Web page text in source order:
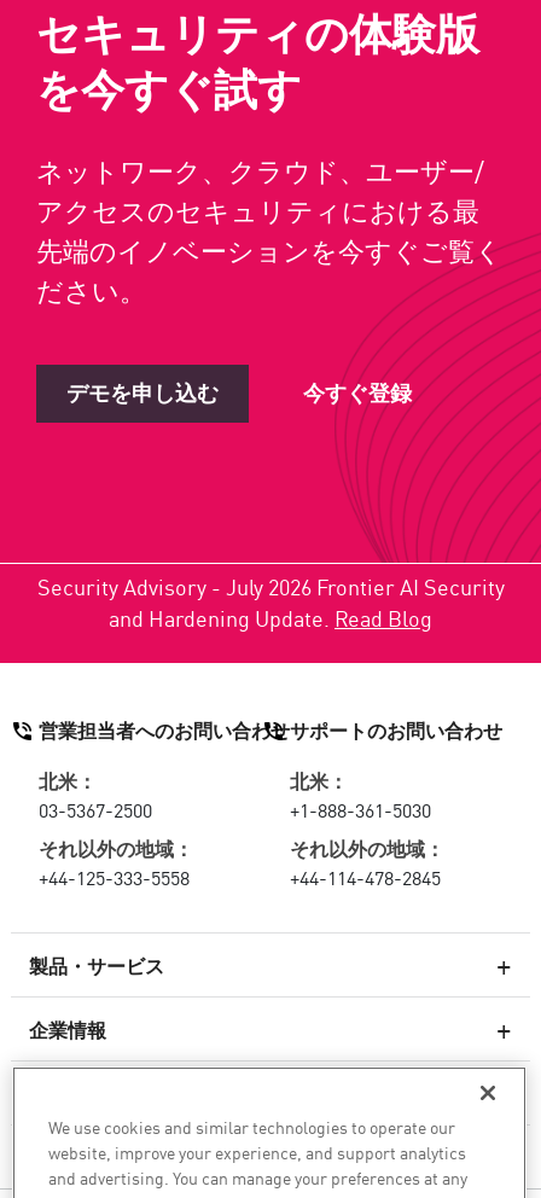
セキュリティの体験版
を今すぐ試す
ネットワーク、クラウド、ユーザー/
アクセスのセキュリティにおける最
先端のイノベーションを今すぐご覧く
ださい。
デモを申し込む 今すぐ登録
Security Advisory - July 2026 Frontier AI Security
and Hardening Update. Read Blog
製品・サービス
次世代ファイアウォール
クラウド向けのネットワーク セキュリティ
企業情報
企業情報
営業担当者へのお問い合わせ
北米：
03-5367-2500
それ以外の地域：
+44-125-333-5558
サポートのお問い合わせ
北米：
+1-888-361-5030
それ以外の地域：
+44-114-478-2845
We use cookies and similar technologies to operate our
website, improve your experience, and support analytics
and advertising. You can manage your preferences at any